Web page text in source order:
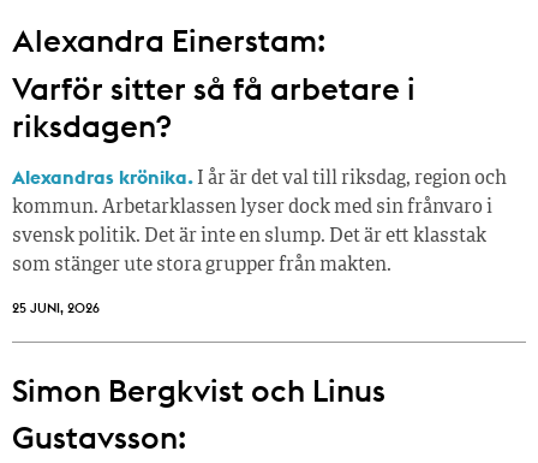
Alexandra Einerstam:
Varför sitter så få ­arbetare i
riksdagen?
Alexandras krönika. I år är det val till riksdag, region och
kommun. Arbetarklassen lyser dock med sin frånvaro i
svensk politik. Det är inte en slump. Det är ett klasstak
som stänger ute stora grupper från makt­en.
25 JUNI, 2026
Simon Bergkvist och Linus
Gustavsson: